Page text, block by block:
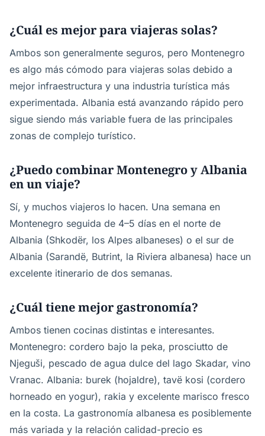
¿Cuál es mejor para viajeras solas?
Ambos son generalmente seguros, pero Montenegro
es algo más cómodo para viajeras solas debido a
mejor infraestructura y una industria turística más
experimentada. Albania está avanzando rápido pero
sigue siendo más variable fuera de las principales
zonas de complejo turístico.
¿Puedo combinar Montenegro y Albania
en un viaje?
Sí, y muchos viajeros lo hacen. Una semana en
Montenegro seguida de 4–5 días en el norte de
Albania (Shkodër, los Alpes albaneses) o el sur de
Albania (Sarandë, Butrint, la Riviera albanesa) hace un
excelente itinerario de dos semanas.
¿Cuál tiene mejor gastronomía?
Ambos tienen cocinas distintas e interesantes.
Montenegro: cordero bajo la peka, prosciutto de
Njeguši, pescado de agua dulce del lago Skadar, vino
Vranac. Albania: burek (hojaldre), tavë kosi (cordero
horneado en yogur), rakia y excelente marisco fresco
en la costa. La gastronomía albanesa es posiblemente
más variada y la relación calidad-precio es